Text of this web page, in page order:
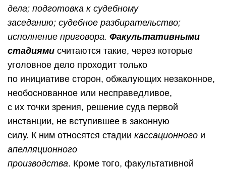
дела; подготовка к судебному
заседанию; судебное разбирательство;
исполнение приговора. Факультативными
стадиями считаются такие, через которые
уголовное дело проходит только
по инициативе сторон, обжалующих незаконное,
необоснованное или несправедливое,
с их точки зрения, решение суда первой
инстанции, не вступившее в законную
силу. К ним относятся стадии кассационного и
апелляционного
производства. Кроме того, факультативной